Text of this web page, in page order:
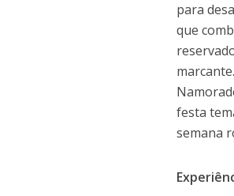
para
que
festa
semana